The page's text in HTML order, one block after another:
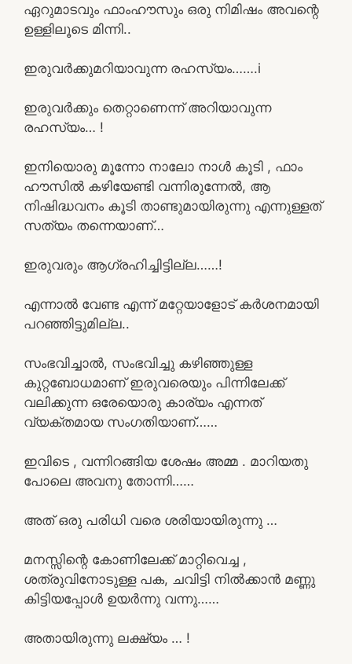
ഏറുമാടവും ഫാംഹൗസും ഒരു നിമിഷം അവന്റെ
ഉള്ളിലൂടെ മിന്നി..
ഇരുവർക്കുമറിയാവുന്ന രഹസ്യം…….i
ഇരുവർക്കും തെറ്റാണെന്ന് അറിയാവുന്ന
രഹസ്യം… !
ഇനിയൊരു മൂന്നോ നാലോ നാൾ കൂടി , ഫാം
ഹൗസിൽ കഴിയേണ്ടി വന്നിരുന്നേൽ, ആ
നിഷിദ്ധവനം കൂടി താണ്ടുമായിരുന്നു എന്നുള്ളത്
സത്യം തന്നെയാണ്…
ഇരുവരും ആഗ്രഹിച്ചിട്ടില്ല……!
എന്നാൽ വേണ്ട എന്ന് മറ്റേയാളോട് കർശനമായി
പറഞ്ഞിട്ടുമില്ല..
സംഭവിച്ചാൽ, സംഭവിച്ചു കഴിഞ്ഞുള്ള
കുറ്റബോധമാണ് ഇരുവരെയും പിന്നിലേക്ക്
വലിക്കുന്ന ഒരേയൊരു കാര്യം എന്നത്
വ്യക്തമായ സംഗതിയാണ്……
ഇവിടെ , വന്നിറങ്ങിയ ശേഷം അമ്മ . മാറിയതു
പോലെ അവനു തോന്നി……
അത് ഒരു പരിധി വരെ ശരിയായിരുന്നു …
മനസ്സിന്റെ കോണിലേക്ക് മാറ്റിവെച്ച ,
ശത്രുവിനോടുള്ള പക, ചവിട്ടി നിൽക്കാൻ മണ്ണു
കിട്ടിയപ്പോൾ ഉയർന്നു വന്നു……
അതായിരുന്നു ലക്ഷ്യം … !